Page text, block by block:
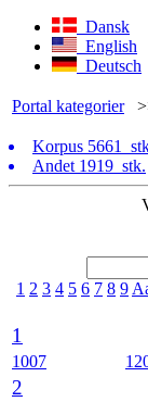
Dansk
English
Deutsch
Portal kategorier
Korpus 5661
Andet 1919 stk.
1 2 3 4 5 6 7 8 9
1
1007
2